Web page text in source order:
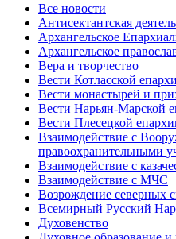
Все новости
Антисектантская
Архангельское
Архангельское
Вера и творчество
Вести Котласской
Вести монастырей и
Вести Нарьян-Марской
Вести Плесецкой
Взаимодействие с
правоохранительными
Взаимодействие с
Взаимодействие с МЧС
Возрождение северных
Всемирный Русский
Духовенство